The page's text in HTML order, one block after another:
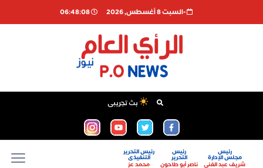
-السبت 8 أغسطس, 2026 06:48:08
بث تجريبى
رئيس
مجلس الإدارة
شريف عبد الغني
رئيس
التحرير
ناصر أبو طاحون
رئيس التحرير
التنفيذى
محمد عز